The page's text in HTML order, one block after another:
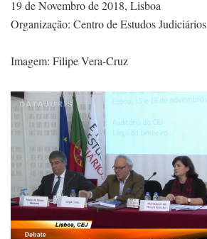
19 de Novembro de 2018, Lisboa
Organização: Centro de Estudos Judiciários
Imagem: Filipe Vera-Cruz